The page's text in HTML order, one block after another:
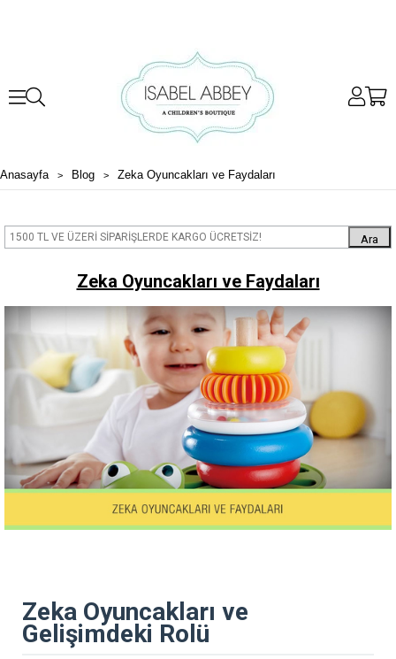
Anasayfa Blog Zeka Oyuncakları ve Faydaları
Ara
Zeka Oyuncakları ve Faydaları
Zeka Oyuncakları ve
Gelişimdeki Rolü